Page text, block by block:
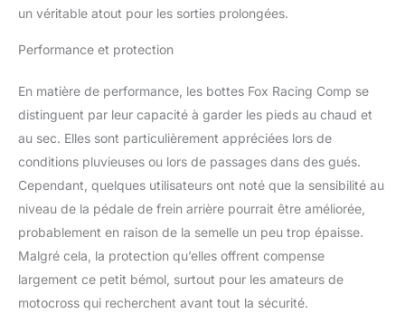
caoutchouc refermable.
un véritable atout pour les sorties prolongées.
Performance et protection
En matière de performance, les bottes Fox Racing Comp se
distinguent par leur capacité à garder les pieds au chaud et
au sec. Elles sont particulièrement appréciées lors de
conditions pluvieuses ou lors de passages dans des gués.
Cependant, quelques utilisateurs ont noté que la sensibilité au
niveau de la pédale de frein arrière pourrait être améliorée,
probablement en raison de la semelle un peu trop épaisse.
Malgré cela, la protection qu’elles offrent compense
largement ce petit bémol, surtout pour les amateurs de
motocross qui recherchent avant tout la sécurité.